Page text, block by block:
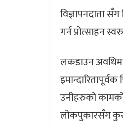
विज्ञापनदाता
गर्न प्रोत्साहन
लकडाउन
उनीहरुको
लोकपुकारसँग